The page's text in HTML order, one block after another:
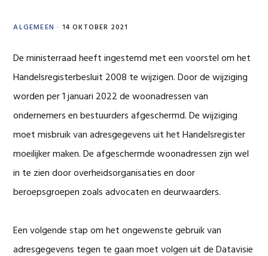
ALGEMEEN · 14 OKTOBER 2021
De ministerraad heeft ingestemd met een voorstel om het
Handelsregisterbesluit 2008 te wijzigen. Door de wijziging
worden per 1 januari 2022 de woonadressen van
ondernemers en bestuurders afgeschermd. De wijziging
moet misbruik van adresgegevens uit het Handelsregister
moeilijker maken. De afgeschermde woonadressen zijn wel
in te zien door overheidsorganisaties en door
beroepsgroepen zoals advocaten en deurwaarders.
Een volgende stap om het ongewenste gebruik van
adresgegevens tegen te gaan moet volgen uit de Datavisie